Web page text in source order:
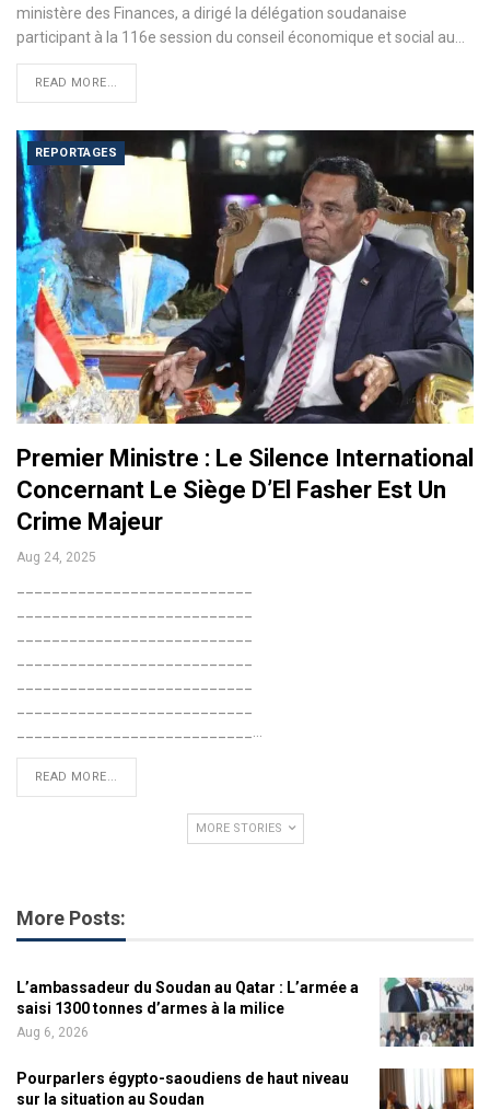
ministère des Finances, a dirigé la délégation soudanaise
participant à la 116e session du conseil économique et social au…
READ MORE...
REPORTAGES
Premier Ministre : Le Silence International
Concernant Le Siège D’El Fasher Est Un
Crime Majeur
Aug 24, 2025
READ MORE...
MORE STORIES
More Posts:
L’ambassadeur du Soudan au Qatar : L’armée a
saisi 1300 tonnes d’armes à la milice
Aug 6, 2026
Pourparlers égypto-saoudiens de haut niveau
sur la situation au Soudan